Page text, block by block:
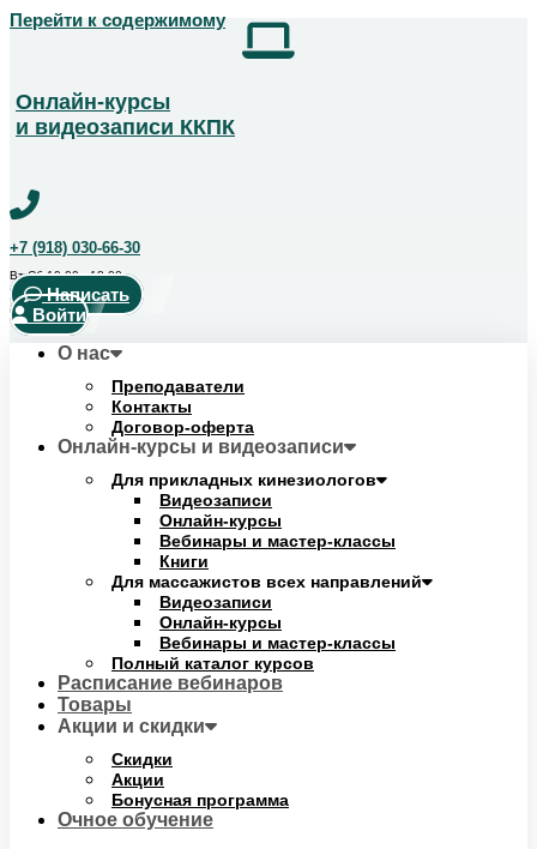
Позвоните чтобы получить курс со скидкой
Перейти к содержимому
Онлайн-курсы
и видеозаписи ККПК
+7 (918) 030-66-30
Вт-Сб 10:00 - 18:00
Написать
Войти
О нас
Преподаватели
Контакты
Договор-оферта
Онлайн-курсы и видеозаписи
Для прикладных кинезиологов
Видеозаписи
Онлайн-курсы
Вебинары и мастер-классы
Книги
Для массажистов всех направлений
Видеозаписи
Онлайн-курсы
Вебинары и мастер-классы
Полный каталог курсов
Расписание вебинаров
Товары
Акции и скидки
Скидки
Акции
Бонусная программа
Очное обучение